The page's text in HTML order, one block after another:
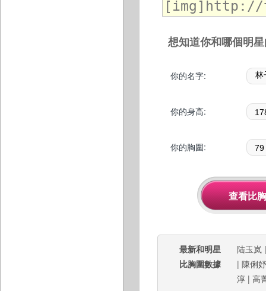
想知道你和哪個明
你的名字:
你的身高:
你的胸圍:
最新和明星
比胸圍數據
陆玉岚
| 陳俐妤
淳 | 高